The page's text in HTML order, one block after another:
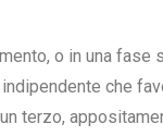
o in una
che
terzo,